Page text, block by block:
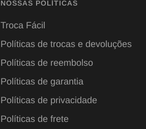
NOSSAS POLÍTICAS
Troca Fácil
Políticas de trocas e devoluções
Políticas de reembolso
Políticas de garantia
Políticas de privacidade
Políticas de frete